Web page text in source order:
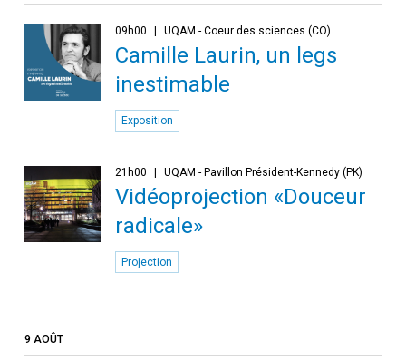
09h00 UQAM - Coeur des sciences (CO)
Camille Laurin, un legs
inestimable
Exposition
21h00 UQAM - Pavillon Président-Kennedy (PK)
Vidéoprojection «Douceur
radicale»
Projection
9 AOÛT